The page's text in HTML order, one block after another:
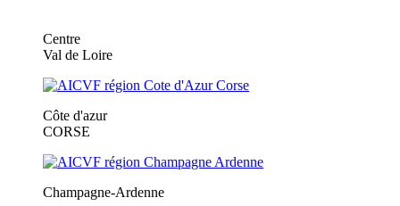
Centre
Val de Loire
Côte d'azur
CORSE
Champagne-Ardenne